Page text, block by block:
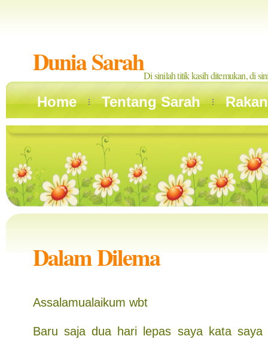
Dunia SarahDi sinilah titik kasih ditemukan, di
Home Tentang Sarah
Dalam Dilema
Assalamualaikum wbt
Baru saja dua hari lepas saya kata saya